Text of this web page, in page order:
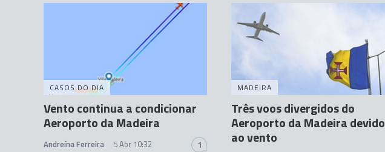
CASOS DO DIA
Vento continua a condicionar
Aeroporto da Madeira
Andreína Ferreira 5 Abr 10:32 1
MADEIRA
Três voos divergidos do
Aeroporto da Madeira devido
ao vento